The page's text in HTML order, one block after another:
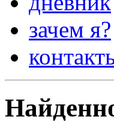
зачем я?